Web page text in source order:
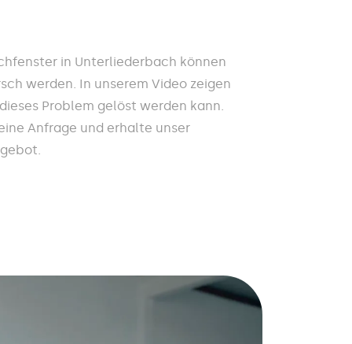
in Unterliederbach können
werden. In unserem Video zeigen
Problem gelöst werden kann.
Anfrage und erhalte unser